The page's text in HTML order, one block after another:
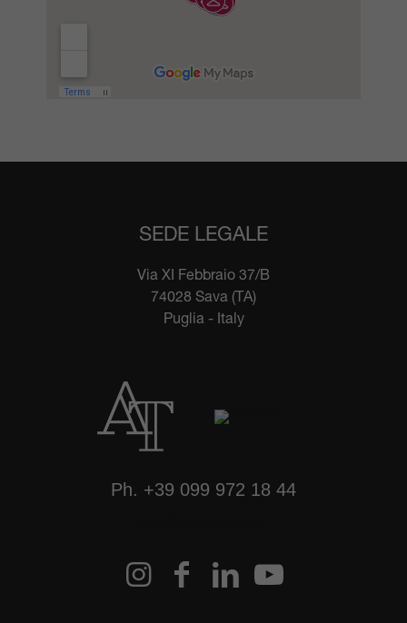
SEDE LEGALE
Via XI Febbraio 37/B
74028 Sava (TA)
Puglia - Italy
Ph. +39 099 972 18 44